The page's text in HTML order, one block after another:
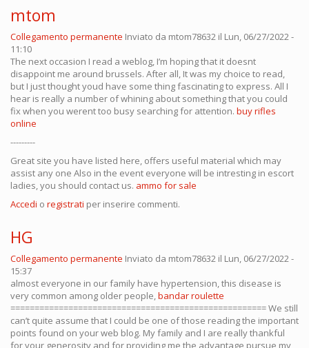
mtom
Collegamento permanente Inviato da mtom78632 il Lun, 06/27/2022 -
11:10
The next occasion I read a weblog, I’m hoping that it doesnt
disappoint me around brussels. After all, It was my choice to read,
but I just thought youd have some thing fascinating to express. All I
hear is really a number of whining about something that you could
fix when you werent too busy searching for attention. buy rifles
online
---------
Great site you have listed here, offers useful material which may
assist any one Also in the event everyone will be intresting in escort
ladies, you should contact us. ammo for sale
Accedi o registrati per inserire commenti.
HG
Collegamento permanente Inviato da mtom78632 il Lun, 06/27/2022 -
15:37
almost everyone in our family have hypertension, this disease is
very common among older people,bandar roulette
===================================================== We still
can’t quite assume that I could be one of those reading the important
points found on your web blog. My family and I are really thankful
for your generosity and for providing me the advantage pursue my